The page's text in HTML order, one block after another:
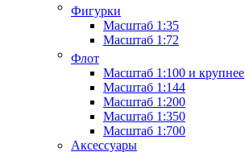
Фигурки
Масштаб 1:35
Масштаб 1:72
Флот
Масштаб 1:100 и крупнее
Масштаб 1:144
Масштаб 1:200
Масштаб 1:350
Масштаб 1:700
Аксессуары